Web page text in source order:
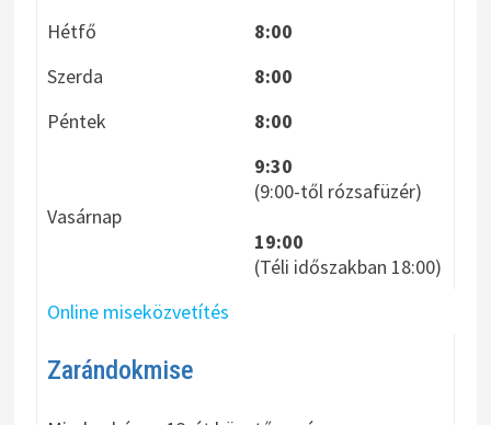
Hétfő
8:00
Szerda
8:00
Péntek
8:00
Vasárnap
9:30
(9:00-től rózsafüzér)
19:00
(Téli időszakban 18:00)
Online miseközvetítés
Zarándokmise